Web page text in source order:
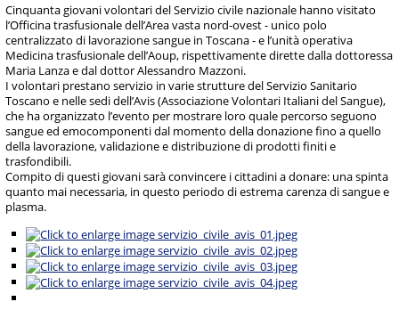
Cinquanta giovani volontari del Servizio civile nazionale hanno visitato
l’Officina trasfusionale dell’Area vasta nord-ovest - unico polo
centralizzato di lavorazione sangue in Toscana - e l’unità operativa
Medicina trasfusionale dell’Aoup, rispettivamente dirette dalla dottoressa
Maria Lanza e dal dottor Alessandro Mazzoni.
I volontari prestano servizio in varie strutture del Servizio Sanitario
Toscano e nelle sedi dell’Avis (Associazione Volontari Italiani del Sangue),
che ha organizzato l’evento per mostrare loro quale percorso seguono
sangue ed emocomponenti dal momento della donazione fino a quello
della lavorazione, validazione e distribuzione di prodotti finiti e
trasfondibili.
Compito di questi giovani sarà convincere i cittadini a donare: una spinta
quanto mai necessaria, in questo periodo di estrema carenza di sangue e
plasma.